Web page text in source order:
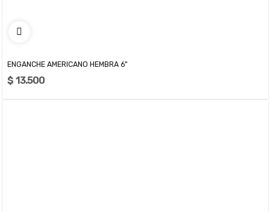
ENGANCHE AMERICANO HEMBRA 6"
$ 13.500